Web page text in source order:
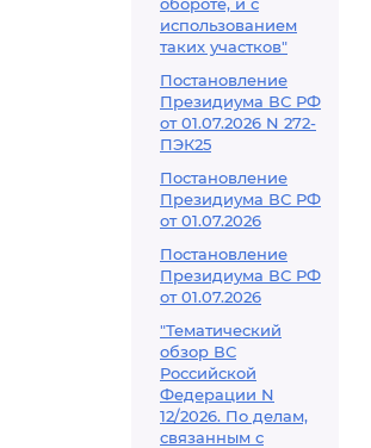
использованием
таких участков"
Постановление
Президиума ВС РФ
от 01.07.2026 N 272-
ПЭК25
Постановление
Президиума ВС РФ
от 01.07.2026
Постановление
Президиума ВС РФ
от 01.07.2026
"Тематический
обзор ВС
Российской
Федерации N
12/2026. По делам,
связанным с